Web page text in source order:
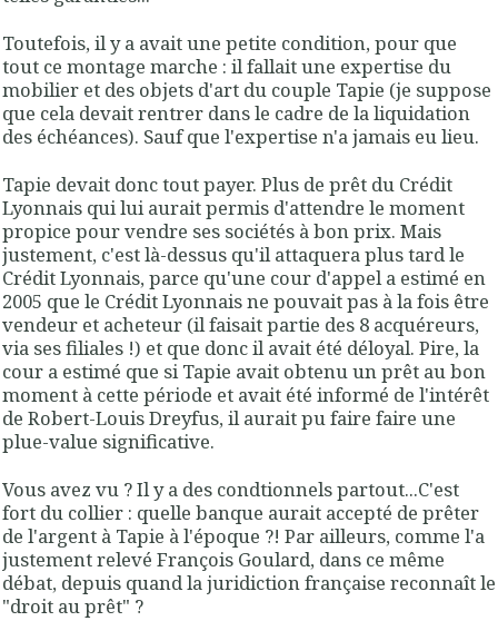
Toutefois, il y a avait une petite condition, pour que
tout ce montage marche : il fallait une expertise du
mobilier et des objets d'art du couple Tapie (je suppose
que cela devait rentrer dans le cadre de la liquidation
des échéances). Sauf que l'expertise n'a jamais eu lieu.
Tapie devait donc tout payer. Plus de prêt du Crédit
Lyonnais qui lui aurait permis d'attendre le moment
propice pour vendre ses sociétés à bon prix. Mais
justement, c'est là-dessus qu'il attaquera plus tard le
Crédit Lyonnais, parce qu'une cour d'appel a estimé en
2005 que le Crédit Lyonnais ne pouvait pas à la fois être
vendeur et acheteur (il faisait partie des 8 acquéreurs,
via ses filiales !) et que donc il avait été déloyal. Pire, la
cour a estimé que si Tapie avait obtenu un prêt au bon
moment à cette période et avait été informé de l'intérêt
de Robert-Louis Dreyfus, il aurait pu faire faire une
plue-value significative.
Vous avez vu ? Il y a des condtionnels partout...C'est
fort du collier : quelle banque aurait accepté de prêter
de l'argent à Tapie à l'époque ?! Par ailleurs, comme l'a
justement relevé François Goulard, dans ce même
débat, depuis quand la juridiction française reconnaît le
"droit au prêt" ?